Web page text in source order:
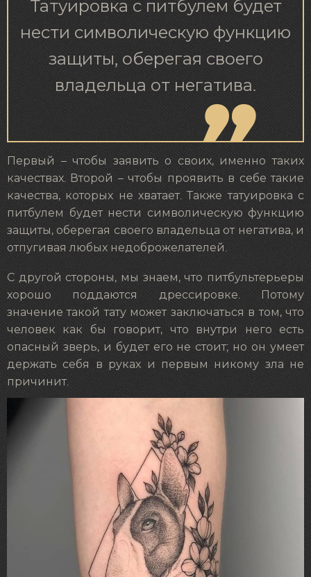
Татуировка с питбулем будет
нести символическую функцию
защиты, оберегая своего
владельца от негатива.
Первый – чтобы заявить о своих, именно таких
качествах. Второй – чтобы проявить в себе такие
качества, которых не хватает. Также татуировка с
питбулем будет нести символическую функцию
защиты, оберегая своего владельца от негатива, и
отпугивая любых недоброжелателей.
С другой стороны, мы знаем, что питбультерьеры
хорошо поддаются дрессировке. Потому
значение такой тату может заключаться в том, что
человек как бы говорит, что внутри него есть
опасный зверь, и будет его не стоит; но он умеет
держать себя в руках и первым никому зла не
причинит.